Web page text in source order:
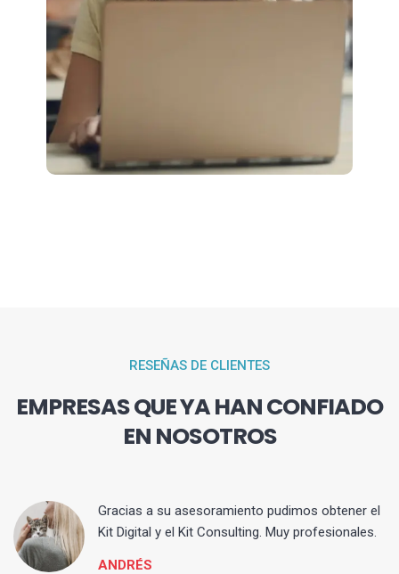
RESEÑAS DE CLIENTES
EMPRESAS QUE YA HAN CONFIADO
EN NOSOTROS
Gracias a su asesoramiento pudimos obtener el
Kit Digital y el Kit Consulting. Muy profesionales.
ANDRÉS